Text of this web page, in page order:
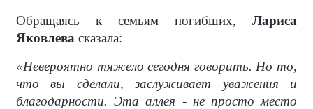
Обращаясь к семьям погибших, Лариса
Яковлева сказала:
«Невероятно тяжело сегодня говорить. Но то,
что вы сделали, заслуживает уважения и
благодарности. Эта аллея - не просто место